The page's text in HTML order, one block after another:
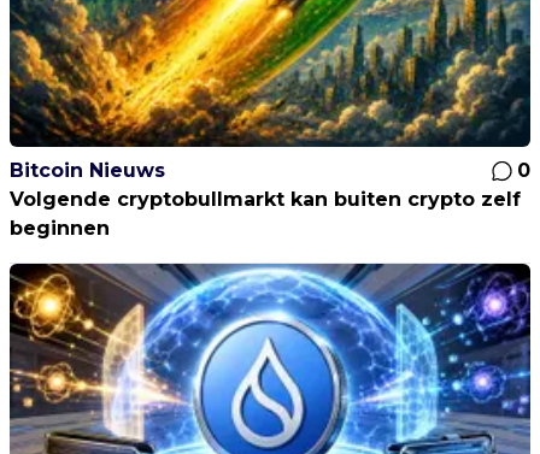
Bitcoin Nieuws
0
Volgende cryptobullmarkt kan buiten crypto zelf
beginnen